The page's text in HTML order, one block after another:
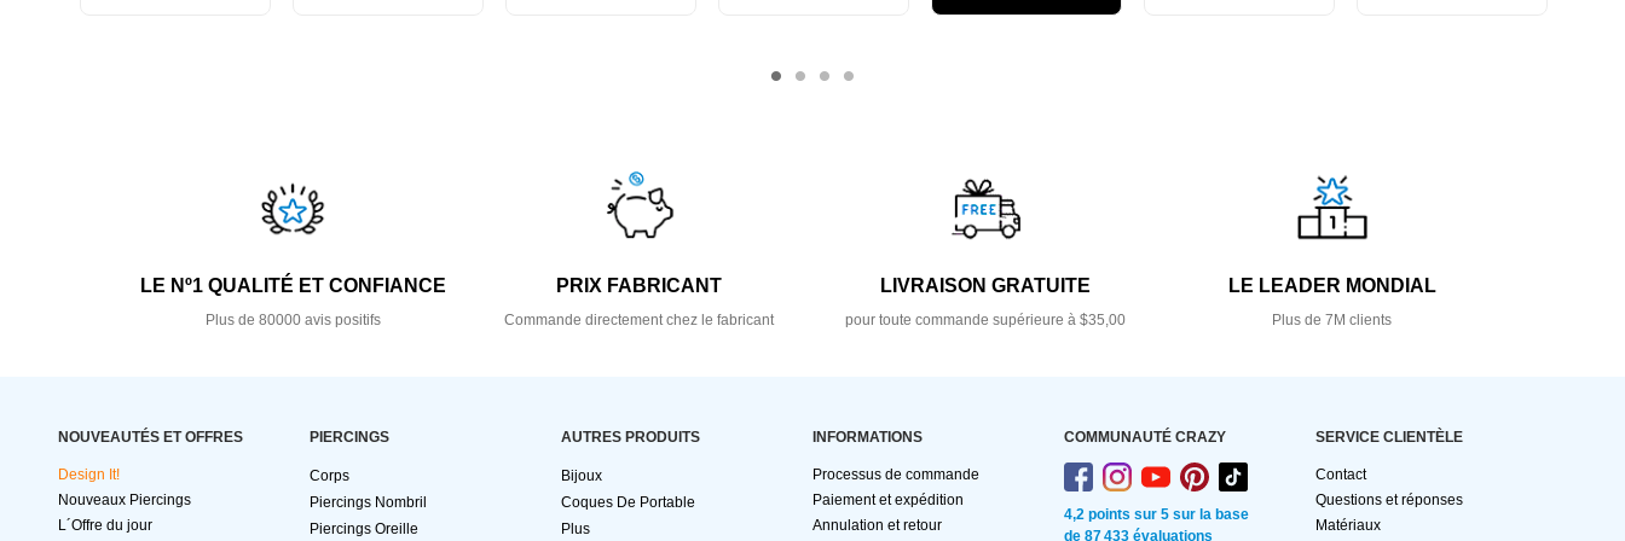
LE Nº1 QUALITÉ ET CONFIANCE
Plus de 80000 avis positifs
PRIX FABRICANT
Commande directement chez le fabricant
LIVRAISON GRATUITE
pour toute commande supérieure à $35,00
LE LEADER MONDIAL
Plus de 7M clients
NOUVEAUTÉS ET OFFRES
Design It!
Nouveaux Piercings
L´Offre du jour
PIERCINGS
Corps
Piercings Nombril
Piercings Oreille
AUTRES PRODUITS
Bijoux
Coques De Portable
Plus
INFORMATIONS
Processus de commande
Paiement et expédition
Annulation et retour
COMMUNAUTÉ CRAZY
4,2 points sur 5 sur la base
de 87 433 évaluations
SERVICE CLIENTÈLE
Contact
Questions et réponses
Matériaux